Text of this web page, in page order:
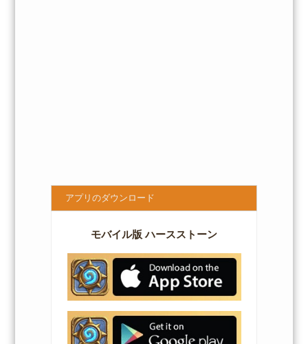
アプリのダウンロード
モバイル版 ハースストーン